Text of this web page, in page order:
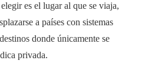
es el lugar al que se viaja,
a países con sistemas
donde únicamente se
privada.